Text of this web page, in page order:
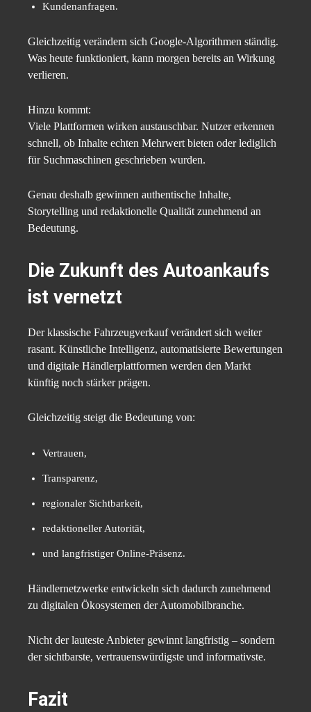
Kundenanfragen.
Gleichzeitig verändern sich Google-Algorithmen ständig.
Was heute funktioniert, kann morgen bereits an Wirkung
verlieren.
Hinzu kommt:
Viele Plattformen wirken austauschbar. Nutzer erkennen
schnell, ob Inhalte echten Mehrwert bieten oder lediglich
für Suchmaschinen geschrieben wurden.
Genau deshalb gewinnen authentische Inhalte,
Storytelling und redaktionelle Qualität zunehmend an
Bedeutung.
Die Zukunft des Autoankaufs
ist vernetzt
Der klassische Fahrzeugverkauf verändert sich weiter
rasant. Künstliche Intelligenz, automatisierte Bewertungen
und digitale Händlerplattformen werden den Markt
künftig noch stärker prägen.
Gleichzeitig steigt die Bedeutung von:
Vertrauen,
Transparenz,
regionaler Sichtbarkeit,
redaktioneller Autorität,
und langfristiger Online-Präsenz.
Händlernetzwerke entwickeln sich dadurch zunehmend
zu digitalen Ökosystemen der Automobilbranche.
Nicht der lauteste Anbieter gewinnt langfristig – sondern
der sichtbarste, vertrauenswürdigste und informativste.
Fazit